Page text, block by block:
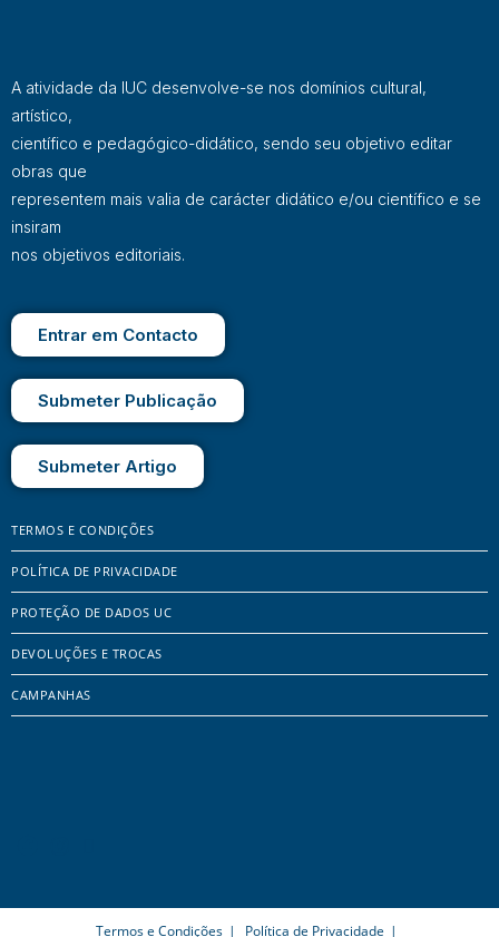
A atividade da IUC desenvolve-se nos domínios cultural,
artístico,
científico e pedagógico-didático, sendo seu objetivo editar
obras que
representem mais valia de carácter didático e/ou científico e se
insiram
nos objetivos editoriais.
Entrar em Contacto
Submeter Publicação
Submeter Artigo
TERMOS E CONDIÇÕES
POLÍTICA DE PRIVACIDADE
PROTEÇÃO DE DADOS UC
DEVOLUÇÕES E TROCAS
CAMPANHAS
Termos e Condições Política de Privacidade